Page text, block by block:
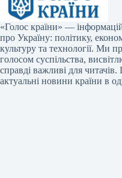
«Голос країни» —
про Україну: політику,
культуру та технології. Ми
голосом суспільства,
справді важливі для
актуальні новини країни в